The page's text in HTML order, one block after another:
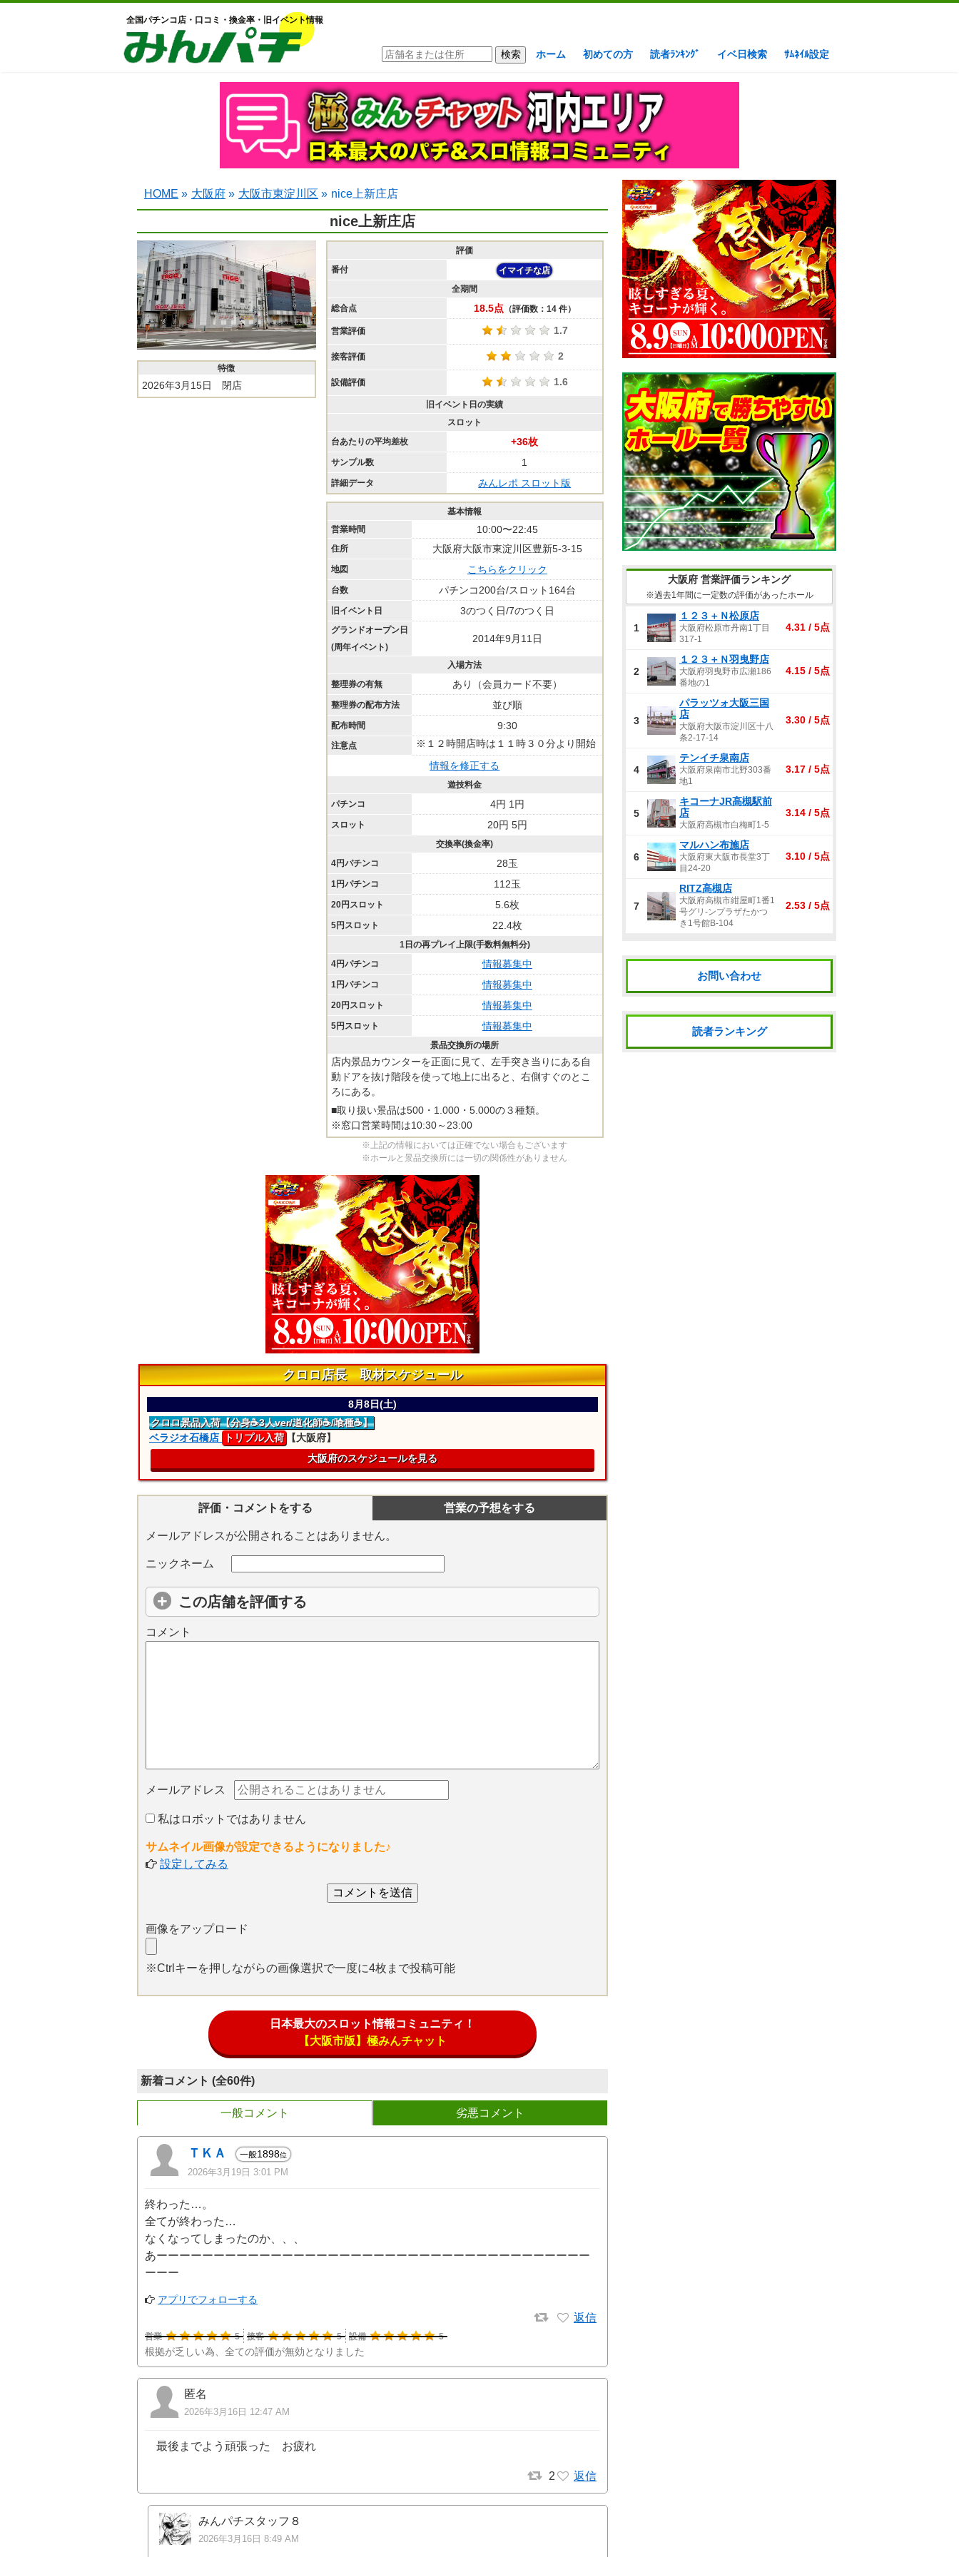
全国パチンコ店・口コミ・換金率・旧イベント情報
ホーム 初めての方 読者ﾗﾝｷﾝｸﾞ イベ日検索 ｻﾑﾈｲﾙ設定
HOME » 大阪府 » 大阪市東淀川区 » nice上新庄店
nice上新庄店
特徴
2026年3月15日 閉店
評価
番付
イマイチな店
全期間
総合点
18.5点 （評価数：14 件）
営業評価 1.7
接客評価 2
設備評価 1.6
旧イベント日の実績
スロット
台あたりの平均差枚
+36枚
サンプル数 1
詳細データ みんレポ スロット版
基本情報
営業時間
10:00〜22:45
住所 大阪府大阪市東淀川区豊新5-3-15
地図 こちらをクリック
台数 パチンコ200台/スロット164台
旧イベント日 3のつく日/7のつく日
グランドオープン日
(周年イベント)
2014年9月11日
入場方法
整理券の有無
あり（会員カード不要）
整理券の配布方法 並び順
配布時間 9:30
注意点
※１２時開店時は１１時３０分より開始
情報を修正する
遊技料金
パチンコ
4円 1円
スロット 20円 5円
交換率(換金率)
4円パチンコ
28玉
1円パチンコ 112玉
20円スロット 5.6枚
5円スロット 22.4枚
1日の再プレイ上限(手数料無料分)
4円パチンコ
情報募集中
1円パチンコ 情報募集中
20円スロット 情報募集中
5円スロット 情報募集中
景品交換所の場所
店内景品カウンターを正面に見て、左手突き当りにある自
動ドアを抜け階段を使って地上に出ると、右側すぐのとこ
ろにある。
■取り扱い景品は500・1.000・5.000の３種類。
※窓口営業時間は10:30～23:00
※上記の情報においては正確でない場合もございます
※ホールと景品交換所には一切の関係性がありません
クロロ店長 取材スケジュール
8月8日(土)
クロロ景品入荷【分身☕3人ver/道化師☕/喰種☕】
ベラジオ石橋店
トリプル入荷
【大阪府】
大阪府のスケジュールを見る
評価・コメントをする 営業の予想をする
メールアドレスが公開されることはありません。
ニックネーム
この店舗を評価する
コメント
メールアドレス
私はロボットではありません
サムネイル画像が設定できるようになりました♪
設定してみる
画像をアップロード
※Ctrlキーを押しながらの画像選択で一度に4枚まで投稿可能
日本最大のスロット情報コミュニティ！
【大阪市版】極みんチャット
新着コメント (全60件)
一般コメント 劣悪コメント
ＴＫＡ 一般1898位
2026年3月19日 3:01 PM
終わった…。
全てが終わった…
なくなってしまったのか、、、
あーーーーーーーーーーーーーーーーーーーーーーーーーーーーーーーーーーーーーー
ーーー
アプリでフォローする
返信
営業 5 接客 5 設備 5
根拠が乏しい為、全ての評価が無効となりました
匿名
2026年3月16日 12:47 AM
最後までよう頑張った お疲れ
2 返信
みんパチスタッフ８
2026年3月16日 8:49 AM
大阪府 営業評価ランキング
※過去1年間に一定数の評価があったホール
1
１２３＋Ｎ松原店
大阪府松原市丹南1丁目
317-1
4.31 / 5点
2
１２３＋Ｎ羽曳野店
大阪府羽曳野市広瀬186
番地の1
4.15 / 5点
3
パラッツォ大阪三国
店
大阪府大阪市淀川区十八
条2-17-14
3.30 / 5点
4
テンイチ泉南店
大阪府泉南市北野303番
地1
3.17 / 5点
5
キコーナJR高槻駅前
店
大阪府高槻市白梅町1-5
3.14 / 5点
6
マルハン布施店
大阪府東大阪市長堂3丁
目24-20
3.10 / 5点
7
RITZ高槻店
大阪府高槻市紺屋町1番1
号グリ-ンプラザたかつ
き1号館B-104
2.53 / 5点
お問い合わせ
読者ランキング